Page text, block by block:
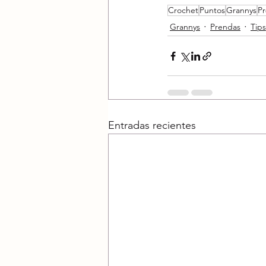
CrochetPuntosGrannys
Grannys
Prendas Tips
Entradas recientes